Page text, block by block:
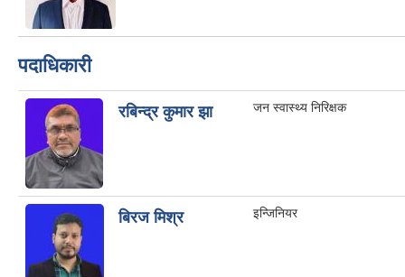
पदाधिकारी
रबिन्द्र कुमार झा जन स्वास्थ्य निरिक्षक
बिरज मिश्र इन्जिनियर